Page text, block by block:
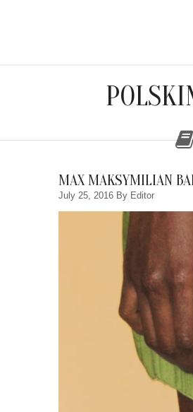
MAX MAKSYMILIAN
July 25, 2016 By Editor